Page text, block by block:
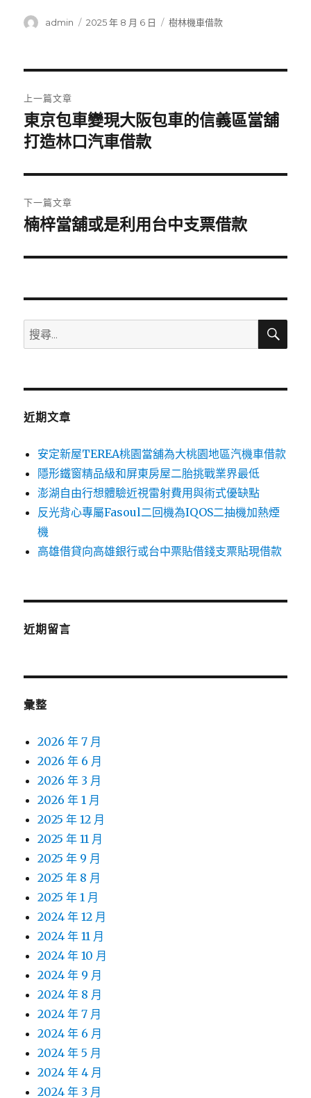
作
admin
發
2025 年 8 月 6 日
分
樹林機車借款
章
導
覽
上一篇文章
上
一
文
章:
東京包車變現大阪包車的信義區當舖
打造林口汽車借款
下一篇文章
下
篇
章:
楠梓當舖或是利用台中支票借款
搜
尋
鍵
搜
近期文章
安定新屋TEREA桃園當舖為大桃園地區汽機車借款
隱形鐵窗精品級和屏東房屋二胎挑戰業界最低
澎湖自由行想體驗近視雷射費用與術式優缺點
反光背心專屬Fasoul二回機為IQOS二抽機加熱煙
機
高雄借貸向高雄銀行或台中票貼借錢支票貼現借款
近期留言
彙整
2026 年 7 月
2026 年 6 月
2026 年 3 月
2026 年 1 月
2025 年 12 月
2025 年 11 月
2025 年 9 月
2025 年 8 月
2025 年 1 月
2024 年 12 月
2024 年 11 月
2024 年 10 月
2024 年 9 月
2024 年 8 月
2024 年 7 月
2024 年 6 月
2024 年 5 月
2024 年 4 月
2024 年 3 月